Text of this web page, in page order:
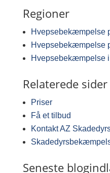
Regioner
Hvepsebekæmpelse
Hvepsebekæmpelse
Hvepsebekæmpelse
Relaterede sider
Priser
Få et tilbud
Kontakt AZ
Seneste